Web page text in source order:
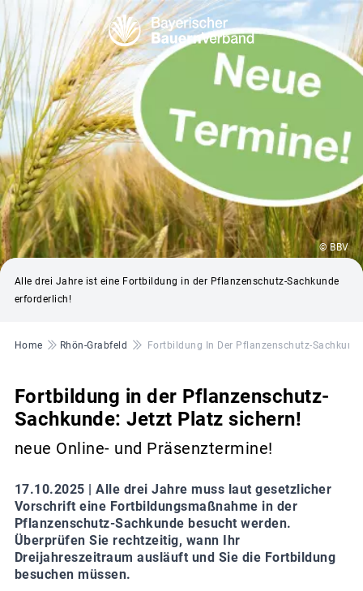
© BBV
Alle drei Jahre ist eine Fortbildung in der Pflanzenschutz-Sachkunde
erforderlich!
Pfadnavigation
Home Rhön-Grabfeld Fortbildung In Der Pflanzenschutz-
Fortbildung in der Pflanzenschutz-
Sachkunde: Jetzt Platz sichern!
neue Online- und Präsenztermine!
17.10.2025 | Alle drei Jahre muss laut gesetzlicher
Vorschrift eine Fortbildungsmaßnahme in der
Pflanzenschutz-Sachkunde besucht werden.
Überprüfen Sie rechtzeitig, wann Ihr
Dreijahreszeitraum ausläuft und Sie die Fortbildung
besuchen müssen.